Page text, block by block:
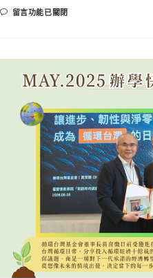
留言功能已關閉